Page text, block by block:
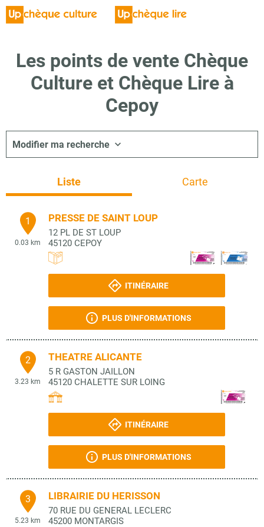
Les points de vente Chèque
Culture et Chèque Lire à
Cepoy
Modifier ma recherche
Liste Carte
1
0.03 km
PRESSE DE SAINT LOUP
12 PL DE ST LOUP
45120 CEPOY
ITINÉRAIRE
PLUS D'INFORMATIONS
2
3.23 km
THEATRE ALICANTE
5 R GASTON JAILLON
45120 CHALETTE SUR LOING
ITINÉRAIRE
PLUS D'INFORMATIONS
3
5.23 km
LIBRAIRIE DU HERISSON
70 RUE DU GENERAL LECLERC
45200 MONTARGIS